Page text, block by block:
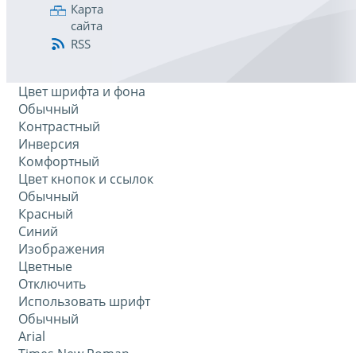
Карта
сайта
RSS
Цвет шрифта и фона
Обычный
Контрастный
Инверсия
Комфортный
Цвет кнопок и ссылок
Обычный
Красный
Синий
Изображения
Цветные
Отключить
Использовать шрифт
Обычный
Arial